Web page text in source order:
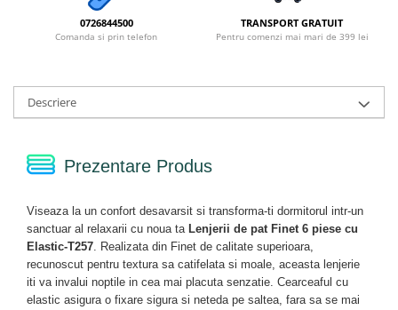
0726844500
Comanda si prin telefon
TRANSPORT GRATUIT
Pentru comenzi mai mari de 399 lei
Descriere
Prezentare Produs
Viseaza la un confort desavarsit si transforma-ti dormitorul intr-un
sanctuar al relaxarii cu noua ta Lenjerii de pat Finet 6 piese cu
Elastic-T257. Realizata din Finet de calitate superioara,
recunoscut pentru textura sa catifelata si moale, aceasta lenjerie
iti va invalui noptile in cea mai placuta senzatie. Cearceaful cu
elastic asigura o fixare sigura si neteda pe saltea, fara sa se mai